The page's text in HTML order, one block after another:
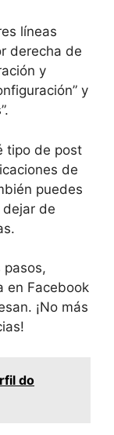
líneas
derecha de
y
y
tipo de post
de
puedes
de
pasos,
en Facebook
¡No más
do